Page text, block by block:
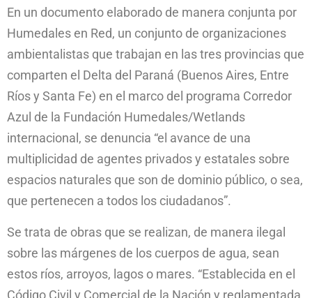
En un documento elaborado de manera conjunta por
Humedales en Red, un conjunto de organizaciones
ambientalistas que trabajan en las tres provincias que
comparten el Delta del Paraná (Buenos Aires, Entre
Ríos y Santa Fe) en el marco del programa Corredor
Azul de la Fundación Humedales/Wetlands
internacional, se denuncia “el avance de una
multiplicidad de agentes privados y estatales sobre
espacios naturales que son de dominio público, o sea,
que pertenecen a todos los ciudadanos”.
Se trata de obras que se realizan, de manera ilegal
sobre las márgenes de los cuerpos de agua, sean
estos ríos, arroyos, lagos o mares. “Establecida en el
Código Civil y Comercial de la Nación y reglamentada